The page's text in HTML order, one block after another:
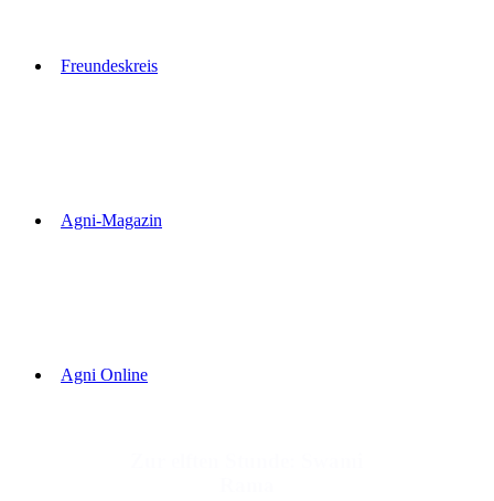
Freundeskreis
Agni-Magazin
Agni Online